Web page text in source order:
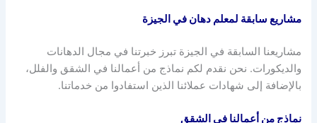
مشاريع سابقة لمعلم دهان في الجيزة
مشاريعنا السابقة في الجيزة تبرز خبرتنا في مجال الدهانات
والديكورات. نحن نقدم لكم نماذج من أعمالنا في الشقق والفلل،
بالإضافة إلى شهادات عملائنا الذين استفادوا من خدماتنا.
نماذج من أعمالنا في الشقق